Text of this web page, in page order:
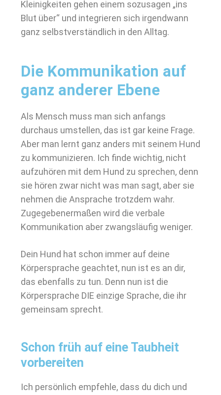
Kleinigkeiten gehen einem sozusagen „ins
Blut über“ und integrieren sich irgendwann
ganz selbstverständlich in den Alltag.
Die Kommunikation auf
ganz anderer Ebene
Als Mensch muss man sich anfangs
durchaus umstellen, das ist gar keine Frage.
Aber man lernt ganz anders mit seinem Hund
zu kommunizieren. Ich finde wichtig, nicht
aufzuhören mit dem Hund zu sprechen, denn
sie hören zwar nicht was man sagt, aber sie
nehmen die Ansprache trotzdem wahr.
Zugegebenermaßen wird die verbale
Kommunikation aber zwangsläufig weniger.
Dein Hund hat schon immer auf deine
Körpersprache geachtet, nun ist es an dir,
das ebenfalls zu tun. Denn nun ist die
Körpersprache DIE einzige Sprache, die ihr
gemeinsam sprecht.
Schon früh auf eine Taubheit
vorbereiten
Ich persönlich empfehle, dass du dich und